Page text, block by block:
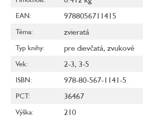
EAN: 9788056711415
Téma: zvieratá
Typ knihy: pre dievčatá, zvukové
Vek: 2-3, 3-5
ISBN: 978-80-567-1141-5
PCT: 36467
Výška: 210